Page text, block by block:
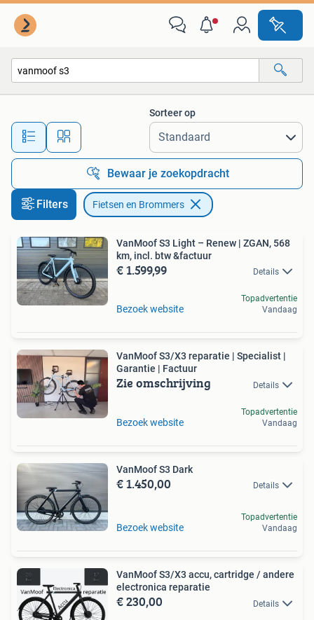
Alle afstanden…
Sorteer op
Bewaar je zoekopdracht
Filters Fietsen en Brommers
VanMoof S3 Light – Renew | ZGAN, 568
km, incl. btw &factuur
€ 1.599,99 Details
Bezoek website
Topadvertentie
Vandaag
VanMoof S3/X3 reparatie | Specialist |
Garantie | Factuur
Zie omschrijving Details
Bezoek website
Topadvertentie
Vandaag
VanMoof S3 Dark
€ 1.450,00 Details
Bezoek website
Topadvertentie
Vandaag
VanMoof S3/X3 accu, cartridge / andere
electronica reparatie
€ 230,00 Details